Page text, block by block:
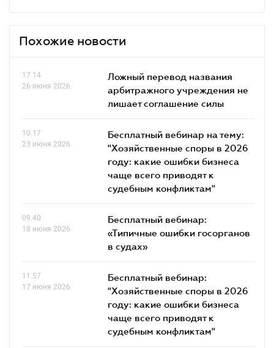
Похожие новости
17.14
26 июня 2026
Ложный перевод названия
арбитражного учреждения не
лишает соглашение силы
10.17
23 июня 2026
Бесплатный вебинар на тему:
"Хозяйственные споры в 2026
году: какие ошибки бизнеса
чаще всего приводят к
судебным конфликтам"
09.40
18 июня 2026
Бесплатный вебинар:
«Типичные ошибки госорганов
в судах»
11.57
17 июня 2026
Бесплатный вебинар:
"Хозяйственные споры в 2026
году: какие ошибки бизнеса
чаще всего приводят к
судебным конфликтам"